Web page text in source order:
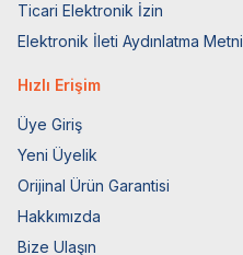
Ticari Elektronik İzin
Elektronik İleti Aydınlatma Metni
Hızlı Erişim
Üye Giriş
Yeni Üyelik
Orijinal Ürün Garantisi
Hakkımızda
Bize Ulaşın